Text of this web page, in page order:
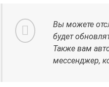
Вы можете
будет
Также вам
мессенджер,